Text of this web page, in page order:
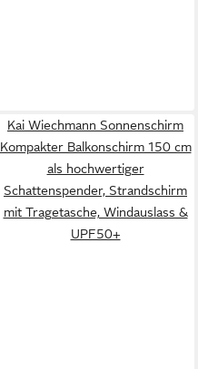
Kai Wiechmann Sonnenschirm
Kompakter Balkonschirm 150 cm
als hochwertiger
Schattenspender, Strandschirm
mit Tragetasche, Windauslass &
UPF50+